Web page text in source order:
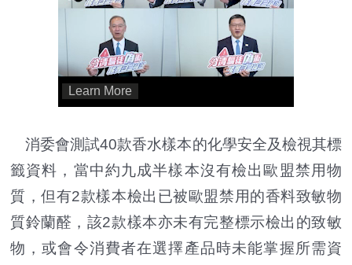
消委會測試40款香水樣本的化學安全及檢視其標
籤資料，當中約九成半樣本沒有檢出歐盟禁用物
質，但有2款樣本檢出已被歐盟禁用的香料致敏物
質鈴蘭醛，該2款樣本亦未有完整標示檢出的致敏
物，或會令消費者在選擇產品時未能掌握所需資